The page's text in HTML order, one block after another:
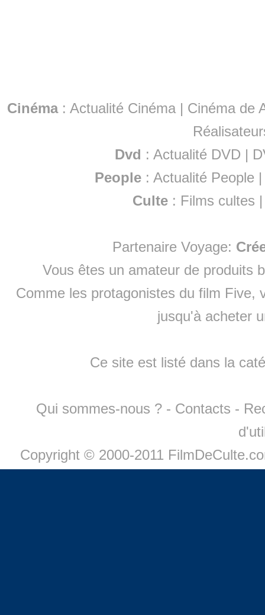
Cinéma: Actualité Cinéma | Cinéma de
Dvd : Actualité DVD |
People :Actualité People
Culte : Films cultes
Partenaire Voyage:
Vous êtes un amateur de produits
Comme les protagonistes du film Five,
jusqu'à acheter
Ce site est listé dans la
Qui sommes-nous ? - Contacts -
Copyright © 2000-2011